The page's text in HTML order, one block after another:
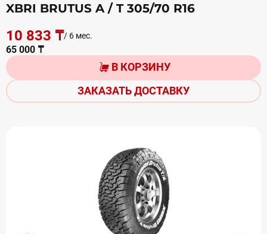
XBRI BRUTUS A / T 305/70 R16
10 833 ₸/ 6 мес.
65 000 ₸
В КОРЗИНУ
ЗАКАЗАТЬ ДОСТАВКУ